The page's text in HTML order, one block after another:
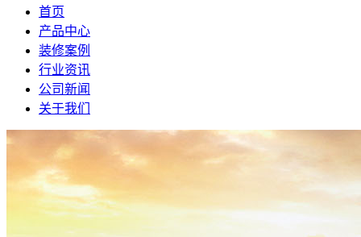
首页
产品中心
装修案例
行业资讯
公司新闻
关于我们